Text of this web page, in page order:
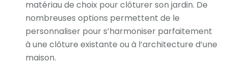
matériau de choix pour clôturer son jardin. De
nombreuses options permettent de le
personnaliser pour s’harmoniser parfaitement
à une clôture existante ou à l’architecture d’une
maison.